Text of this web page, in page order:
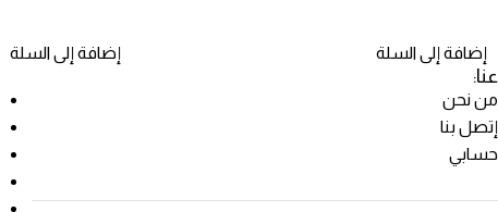
إضافة إلى السلة إضافة إلى السلة
عنا:
من نحن
إتصل بنا
حسابي